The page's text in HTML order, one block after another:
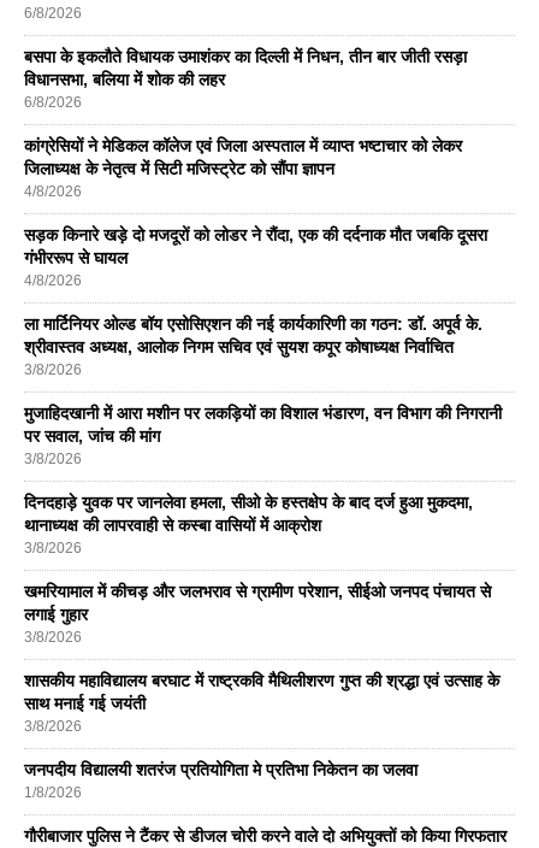
6/8/2026
बसपा के इकलाैते विधायक उमाशंकर का दिल्ली में निधन, तीन बार जीती रसड़ा
विधानसभा, बलिया में शोक की लहर
6/8/2026
कांग्रेसियों ने मेडिकल कॉलेज एवं जिला अस्पताल में व्याप्त भष्टाचार को लेकर
जिलाध्यक्ष के नेतृत्व में सिटी मजिस्ट्रेट को सौंपा ज्ञापन
4/8/2026
सड़क किनारे खड़े दो मजदूरों को लोडर ने रौंदा, एक की दर्दनाक मौत जबकि दूसरा
गंभीररूप से घायल
4/8/2026
ला मार्टिनियर ओल्ड बॉय एसोसिएशन की नई कार्यकारिणी का गठन: डॉ. अपूर्व के.
श्रीवास्तव अध्यक्ष, आलोक निगम सचिव एवं सुयश कपूर कोषाध्यक्ष निर्वाचित
3/8/2026
मुजाहिदखानी में आरा मशीन पर लकड़ियों का विशाल भंडारण, वन विभाग की निगरानी
पर सवाल, जांच की मांग
3/8/2026
दिनदहाड़े युवक पर जानलेवा हमला, सीओ के हस्तक्षेप के बाद दर्ज हुआ मुकदमा,
थानाध्यक्ष की लापरवाही से कस्बा वासियों में आक्रोश
3/8/2026
खमरियामाल में कीचड़ और जलभराव से ग्रामीण परेशान, सीईओ जनपद पंचायत से
लगाई गुहार
3/8/2026
शासकीय महाविद्यालय बरघाट में राष्ट्रकवि मैथिलीशरण गुप्त की श्रद्धा एवं उत्साह के
साथ मनाई गई जयंती
3/8/2026
जनपदीय विद्यालयी शतरंज प्रतियोगिता मे प्रतिभा निकेतन का जलवा
1/8/2026
गौरीबाजार पुलिस ने टैंकर से डीजल चोरी करने वाले दो अभियुक्तों को किया गिरफतार